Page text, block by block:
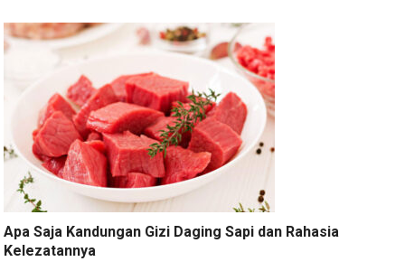
Apa Saja Kandungan Gizi Daging Sapi dan Rahasia
Kelezatannya